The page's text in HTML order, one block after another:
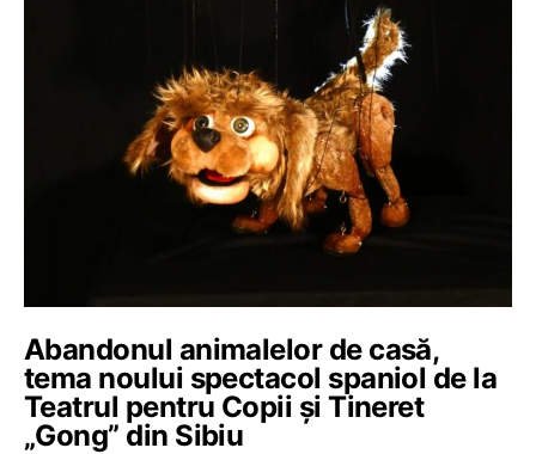
Abandonul animalelor de casă,
tema noului spectacol spaniol de la
Teatrul pentru Copii şi Tineret
„Gong” din Sibiu